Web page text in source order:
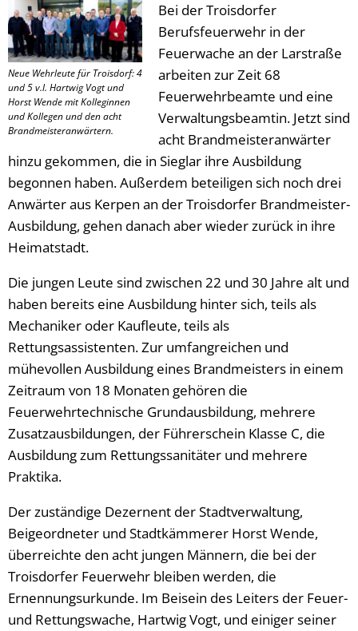
Neue Wehrleute für Troisdorf: 4
und 5 v.l. Hartwig Vogt und
Horst Wende mit Kolleginnen
und Kollegen und den acht
Brandmeisteranwärtern.
Bei der Troisdorfer
Berufsfeuerwehr in der
Feuerwache an der Larstraße
arbeiten zur Zeit 68
Feuerwehrbeamte und eine
Verwaltungsbeamtin. Jetzt sind
acht Brandmeisteranwärter
hinzu gekommen, die in Sieglar ihre Ausbildung
begonnen haben. Außerdem beteiligen sich noch drei
Anwärter aus Kerpen an der Troisdorfer Brandmeister-
Ausbildung, gehen danach aber wieder zurück in ihre
Heimatstadt.
Die jungen Leute sind zwischen 22 und 30 Jahre alt und
haben bereits eine Ausbildung hinter sich, teils als
Mechaniker oder Kaufleute, teils als
Rettungsassistenten. Zur umfangreichen und
mühevollen Ausbildung eines Brandmeisters in einem
Zeitraum von 18 Monaten gehören die
Feuerwehrtechnische Grundausbildung, mehrere
Zusatzausbildungen, der Führerschein Klasse C, die
Ausbildung zum Rettungssanitäter und mehrere
Praktika.
Der zuständige Dezernent der Stadtverwaltung,
Beigeordneter und Stadtkämmerer Horst Wende,
überreichte den acht jungen Männern, die bei der
Troisdorfer Feuerwehr bleiben werden, die
Ernennungsurkunde. Im Beisein des Leiters der Feuer-
und Rettungswache, Hartwig Vogt, und einiger seiner